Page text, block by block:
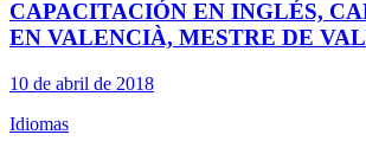
CAPACITACIÓN EN INGLÉS,
EN VALENCIÀ, MESTRE DE
10 de abril de 2018
Idiomas